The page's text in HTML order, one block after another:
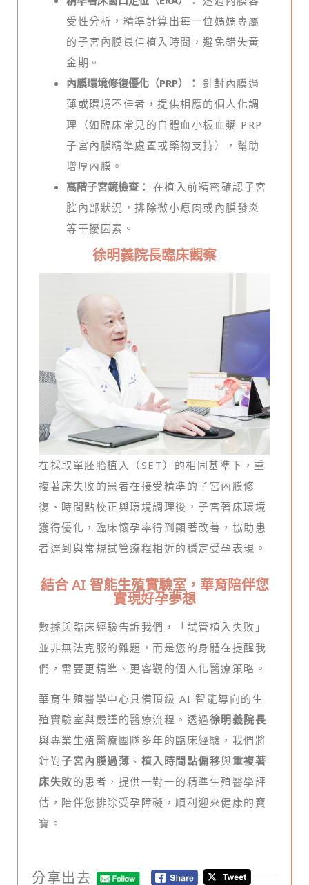
受性分析，精準計算出每一位媽媽專屬
的子宮內膜最佳植入時間，避免錯失黃
金期。
內膜環境修復優化（PRP）：
針對內膜過
薄或環境不佳者，提供相應的個人化調
理（如臨床常見的自體血小板血漿 PRP
子宮內膜精準處置或藥物支持），幫助
增厚內膜。
高階子宮鏡檢查： 在植入前精密確認子宮
腔內部狀況，排除微小瘜肉或內膜發炎
等干擾因素。
徐明義院長臨床觀察
在採取單胚胎植入（SET）的相同基準下，重
複著床失敗的患者在接受精準的子宮內膜修
復、時間點校正與環境調理後，子宮著床環境
獲得優化，臨床懷孕率得到顯著改善，協助患
者達到與常規試管療程相近的穩定受孕表現。
結合 AI 智能生殖實驗室，華育陪伴您
實現好孕夢想
數據與臨床經驗告訴我們，「試管植入失敗」
並非無法克服的難題，而是您的身體在提醒我
們，需要更精準、更客觀的個人化醫療策略。
華育生殖醫學中心具備頂級 AI 智能導向的生
殖實驗室與嚴謹的醫療流程。透過徐明義院長
與專業生殖醫療團隊多年的臨床經驗，我們將
針對子宮內膜過薄 、 植入時間點偏移與重複著
床失敗的患者，提供一對一的精準生殖醫學評
估，陪伴您排除受孕障礙，順利迎來健康的寶
寶。
分享出去